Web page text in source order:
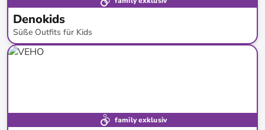
Denokids
Süße Outfits für Kids
bis-80
family exklusiv